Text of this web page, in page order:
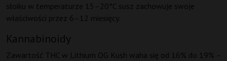
słoiku w temperaturze 15–20°C susz zachowuje swoje
właściwości przez 6–12 miesięcy.
Kannabinoidy
Zawartość THC w Lithium OG Kush waha się od 16% do 19% –